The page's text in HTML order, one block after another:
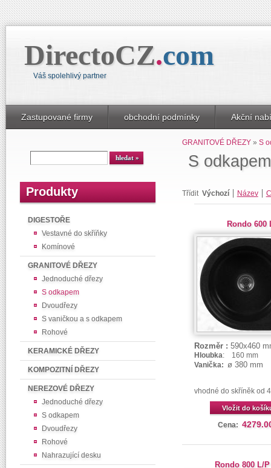
DirectoCZ.com
Váš spolehlivý partner
Zastupované firmy obchodní podmínky Akční
Produkty
DIGESTOŘE
Vestavné do skříňky
Komínové
GRANITOVÉ DŘEZY
Jednoduché dřezy
S odkapem
Dvoudřezy
S vaničkou a s odkapem
Rohové
KERAMICKÉ DŘEZY
KOMPOZITNÍ DŘEZY
NEREZOVÉ DŘEZY
Jednoduché dřezy
S odkapem
Dvoudřezy
Rohové
Nahrazující desku
S odkapem
GRANITOVÉ DŘEZY» S
Třídit Výchozí Název
Rondo 600
Rozměr : 590x460
Hloubka: 160 mm
Vanička: ø 380 mm
vhodné do skříněk od
Vložit do
Cena:
Rondo 800 L/P